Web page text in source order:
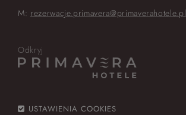
M: rezerwacje.primavera@primaverahotele.pl
Odkryj
USTAWIENIA COOKIES